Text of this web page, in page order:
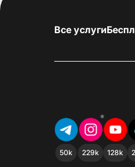
Все услуги
50k
*
229k 128k